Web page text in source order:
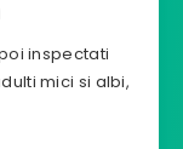
inspectati
mici si albi,